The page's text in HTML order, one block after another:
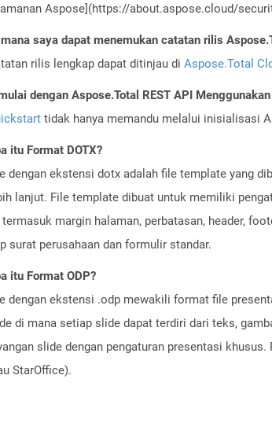
Aspose](https://about.aspose.cloud/
saya dapat menemukan catatan rilis
rilis lengkap dapat ditinjau di Aspose.Total
dengan Aspose.Total REST API
tidak hanya memandu melalui inisialisasi
itu Format DOTX?
dengan ekstensi dotx adalah file template yang
lanjut. File template dibuat untuk memiliki
margin halaman, perbatasan, header,
surat perusahaan dan formulir standar.
itu Format ODP?
dengan ekstensi .odp mewakili format file
di mana setiap slide dapat terdiri dari teks,
slide dengan pengaturan presentasi
StarOffice).